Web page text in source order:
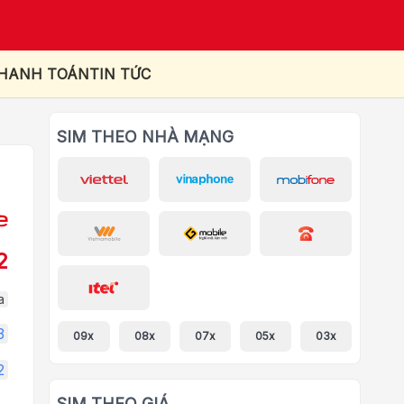
TOÁNTIN TỨC
SIM THEO NHÀ MẠNG
09x 08x 07x 05x 03x